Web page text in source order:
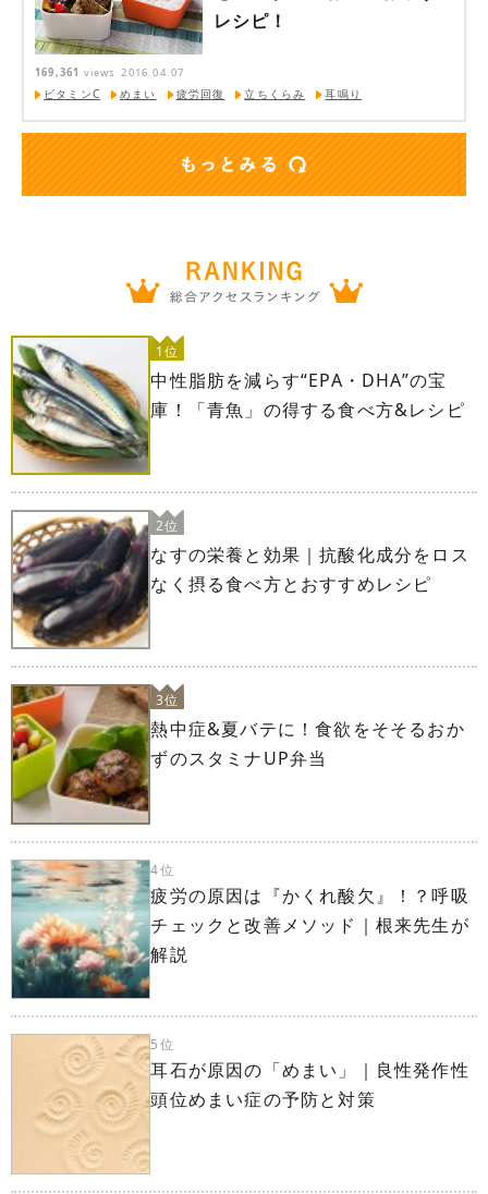
レシピ！
169,361 views 2016.04.07
ビタミンC めまい 疲労回復 立ちくらみ 耳鳴り
1位
中性脂肪を減らす“EPA・DHA”の宝
庫！「青魚」の得する食べ方&レシピ
2位
なすの栄養と効果｜抗酸化成分をロス
なく摂る食べ方とおすすめレシピ
3位
熱中症&夏バテに！食欲をそそるおか
ずのスタミナUP弁当
4位
疲労の原因は『かくれ酸欠』！？呼吸
チェックと改善メソッド｜根来先生が
解説
5位
耳石が原因の「めまい」｜良性発作性
頭位めまい症の予防と対策